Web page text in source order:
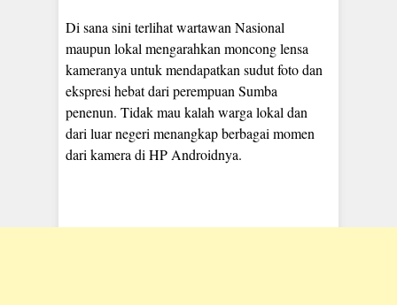
Di sana sini terlihat wartawan Nasional
maupun lokal mengarahkan moncong lensa
kameranya untuk mendapatkan sudut foto dan
ekspresi hebat dari perempuan Sumba
penenun. Tidak mau kalah warga lokal dan
dari luar negeri menangkap berbagai momen
dari kamera di HP Androidnya.